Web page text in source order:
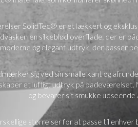
SolidTec® er et lækkert og
en silkeblød overflade, der er
og elegant udtryk, der passer
sig ved sin smalle kant og
et luftigt udtryk på
og bevarer sit smukke udseende
størrelser for at passe til